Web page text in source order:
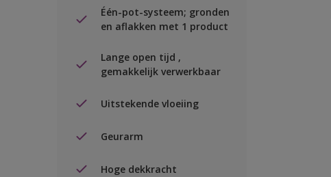
Één-pot-systeem; gronden
en aflakken met 1 product
Lange open tijd ,
gemakkelijk verwerkbaar
Uitstekende vloeiing
Geurarm
Hoge dekkracht